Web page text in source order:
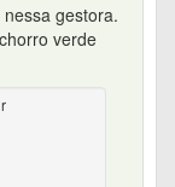
gestora.
verde